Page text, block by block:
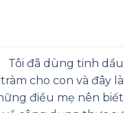
Tôi đã dùng tinh dầu
tràm cho con và đây là
điều mẹ nên biết